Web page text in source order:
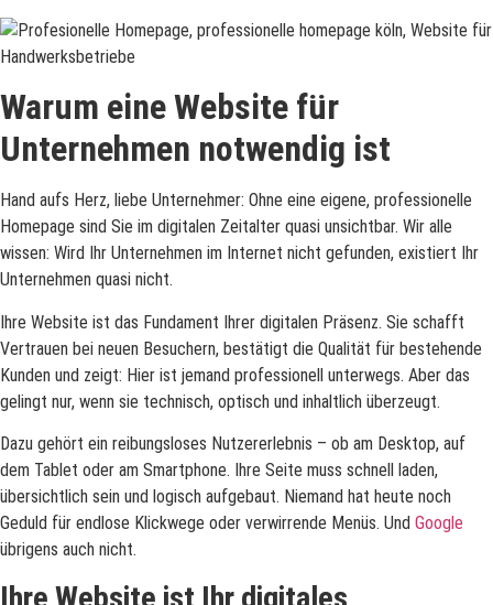
Warum eine Website für
Unternehmen notwendig ist
Hand aufs Herz, liebe Unternehmer: Ohne eine eigene, professionelle
Homepage sind Sie im digitalen Zeitalter quasi unsichtbar. Wir alle
wissen: Wird Ihr Unternehmen im Internet nicht gefunden, existiert Ihr
Unternehmen quasi nicht.
Ihre Website ist das Fundament Ihrer digitalen Präsenz. Sie schafft
Vertrauen bei neuen Besuchern, bestätigt die Qualität für bestehende
Kunden und zeigt: Hier ist jemand professionell unterwegs. Aber das
gelingt nur, wenn sie technisch, optisch und inhaltlich überzeugt.
Dazu gehört ein reibungsloses Nutzererlebnis – ob am Desktop, auf
dem Tablet oder am Smartphone. Ihre Seite muss schnell laden,
übersichtlich sein und logisch aufgebaut. Niemand hat heute noch
Geduld für endlose Klickwege oder verwirrende Menüs. Und Google
übrigens auch nicht.
Ihre Website ist Ihr digitales